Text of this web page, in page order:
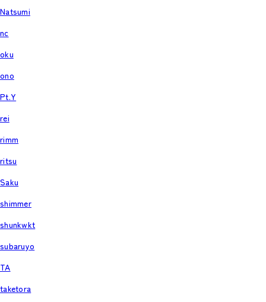
Natsumi
nc
oku
ono
Pt.Y
rei
rimm
ritsu
Saku
shimmer
shunkwkt
subaruyo
TA
taketora